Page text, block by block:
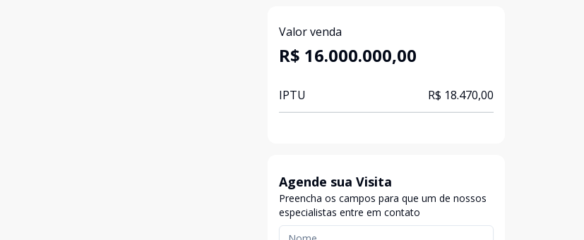
Valor venda
R$ 16.000.000,00
IPTU R$ 18.470,00
Agende sua Visita
Preencha os campos para que um de nossos
especialistas entre em contato